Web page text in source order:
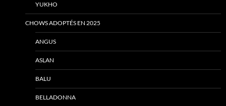
YUKHO
CHOWS ADOPTÉS EN 2025
ANGUS
ASLAN
BALU
BELLADONNA